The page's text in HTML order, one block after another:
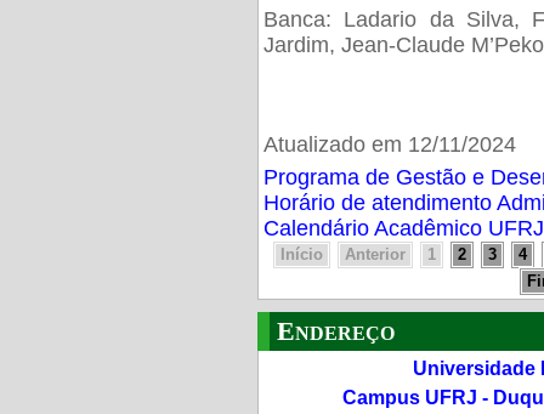
Banca: Ladario da Silva,
Jardim, Jean-Claude M’Peko
Atualizado em 12/11/2024
Programa de Gestão e
Horário de atendimento
Calendário Acadêmico
Início Anterior 1 2 3
4
Endereço
Universidade
Campus UFRJ -